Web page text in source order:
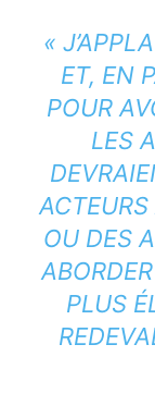
«
ET, EN
POUR
LES
OU DES
PLUS